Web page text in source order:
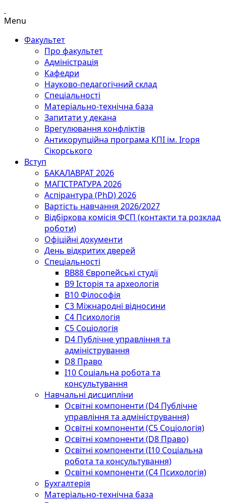
Menu
Факультет
Про факультет
Адміністрація
Кафедри
Науково-педагогічний склад
Спеціальності
Матеріально-технічна база
Запитати у декана
Врегулювання конфліктів
Антикорупційна програма КПІ ім. Ігоря
Сікорського
Вступ
БАКАЛАВРАТ 2026
МАГІСТРАТУРА 2026
Аспірантура (PhD) 2026
Вартість навчання 2026/2027
Відбіркова комісія ФСП (контакти та розклад
роботи)
Офіційні документи
День відкритих дверей
Спеціальності
BВ88 Європейські студії
B9 Історія та археологія
B10 Філософія
C3 Міжнародні відносини
C4 Психологія
С5 Соціологія
D4 Публічне управління та
адміністрування
D8 Право
I10 Соціальна робота та
консультування
Навчальні дисципліни
Освітні компоненти (D4 Публічне
управління та адміністрування)
Освітні компоненти (С5 Соціологія)
Освітні компоненти (D8 Право)
Освітні компоненти (I10 Соціальна
робота та консультування)
Освітні компоненти (С4 Психологія)
Бухгалтерія
Матеріально-технічна база